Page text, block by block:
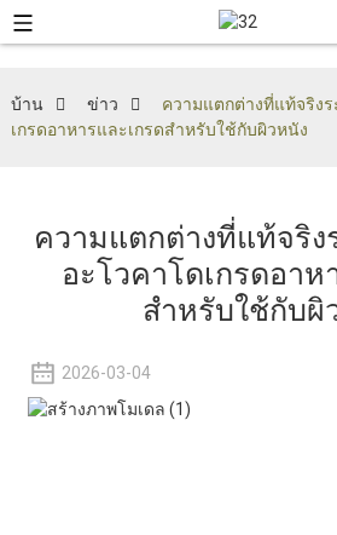
บ้าน ข่าว
ความแตกต่างที่แท้จริง
เกรดอาหารและเกรดสำหรับใช้กับผิวหนัง
ความแตกต่างที่แท้จริ
อะโวคาโดเกรดอาห
สำหรับใช้กับผิ
2026-03-04